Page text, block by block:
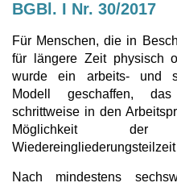
BGBl. I Nr. 30/2017
Für Menschen, die in
für längere Zeit physisch
wurde ein arbeits- und
Modell geschaffen,
schrittweise in den
Möglichkeit der
Wiedereingliederungsteilzeit
Nach mindestens